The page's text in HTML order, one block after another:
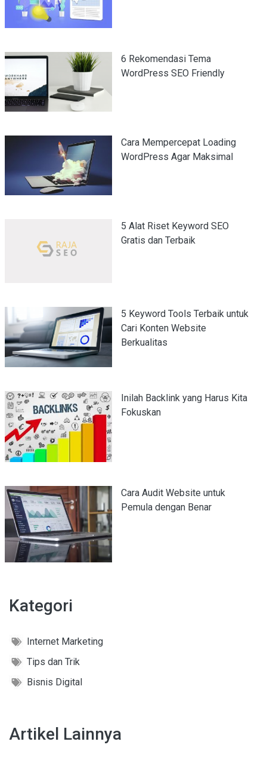
6 Rekomendasi Tema
WordPress SEO Friendly
Cara Mempercepat Loading
WordPress Agar Maksimal
5 Alat Riset Keyword SEO
Gratis dan Terbaik
5 Keyword Tools Terbaik untuk
Cari Konten Website
Berkualitas
Inilah Backlink yang Harus Kita
Fokuskan
Cara Audit Website untuk
Pemula dengan Benar
Kategori
Internet Marketing
Tips dan Trik
Bisnis Digital
Artikel Lainnya